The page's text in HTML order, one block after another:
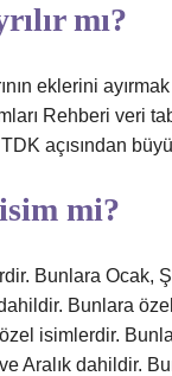
mı?
eklerini
Rehberi veri
açısından
mi?
Bunlara Ocak,
Bunlara
isimlerdir.
Aralık dahildir.